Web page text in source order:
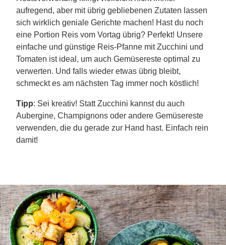
aufregend, aber mit übrig gebliebenen Zutaten lassen
sich wirklich geniale Gerichte machen! Hast du noch
eine Portion Reis vom Vortag übrig? Perfekt! Unsere
einfache und günstige Reis-Pfanne mit Zucchini und
Tomaten ist ideal, um auch Gemüsereste optimal zu
verwerten. Und falls wieder etwas übrig bleibt,
schmeckt es am nächsten Tag immer noch köstlich!
Tipp: Sei kreativ! Statt Zucchini kannst du auch
Aubergine, Champignons oder andere Gemüsereste
verwenden, die du gerade zur Hand hast. Einfach rein
damit!